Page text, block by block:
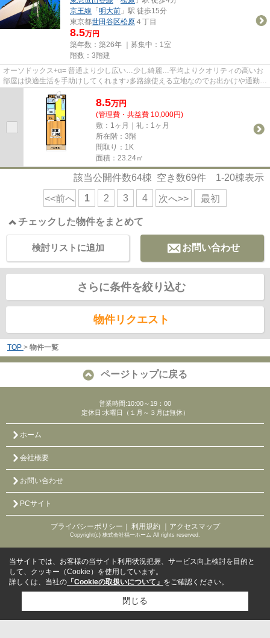
京王線 「明大前 」駅 徒歩15分
東京都世田谷区松原 ４丁目
8.5万円
築年数：築26年 ｜募集中： 1室
階数：3階建
オーソドックス+α= 普通より少し広い…少し綺麗…平均よりクオリティの高いお
部屋は快適生活を手助けしてくれます♪多路線使える立地なのでお出かけや通勤は
らっくらく♪素敵な立地と共に...
8.5万円
(管理費・共益費 10,000円)
敷：1ヶ月｜礼：1ヶ月
所在階：3階
間取り：1K
面積：23.24㎡
該当公開件数64棟 空き数69件 1-20棟表示
<<前へ 1 2 3 4 次へ>> 最初
チェックした物件をまとめて
お問い合わせ
検討リストに追加
さらに条件を絞り込む
物件リクエスト
TOP > 物件一覧
ページトップに戻る
営業時間:10:00～19：00
定休日:水曜日（１月～３月は無休）
ホーム
会社概要
お問い合わせ
PCサイト
プライバシーポリシー ｜ 利用規約 ｜アクセスマップ
Copyright(c) 株式会社福一ホーム All rights reserved.
当サイトでは、お客様の当サイト利用状況把握、サービス向上検討を目的と
して、クッキー（Cookie）を使用しています。
詳しくは、当社の 「Cookieの取扱いについて」 をご確認ください。
閉じる